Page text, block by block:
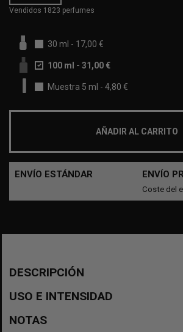
Vendidos 1823 perfumes
30 ml - 17,00 €
100 ml - 31,00 €
Muestra 5 ml - 4,80 €
AÑADIR AL CARRITO
ENVÍO ESTÁNDAR ENVÍO
Coste del
DESCRIPCIÓN
USO E INTENSIDAD
NOTAS